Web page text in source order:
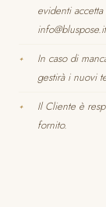
evidenti
In caso di
gestirà i nuovi
Il Cliente è
fornito.